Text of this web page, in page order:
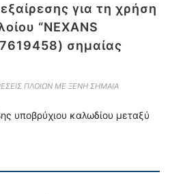
για τη χρήση
“NEXANS
7619458) σημαίας
ΠΛΟΙΩΝ ΜΕ ΞΕΝΗ ΣΗΜΑΙΑ
υποβρύχιου καλωδίου μεταξύ